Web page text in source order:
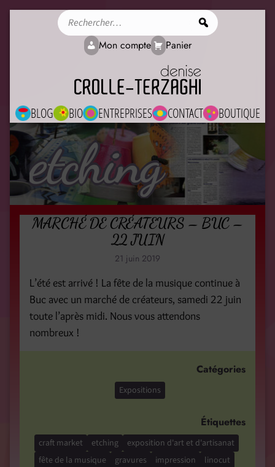
BLOG BIO ENTREPRISES CONTACT BOUTIQUE
Mon compte Panier
etching
MARCHÉ DE CRÉATEURS – BUC –
22 JUIN
21 juin 2019
L’été est arrivé ! La fête de la musique continue à
Buc avec un marché de créateurs, samedi 22 juin
toute l’après midi. Nous vous attendons
nombreux !
Catégories
Expositions
Étiquettes
craft market etching
exposition d'art et d'artisanat
fête de la musique
gravures impression
linocut